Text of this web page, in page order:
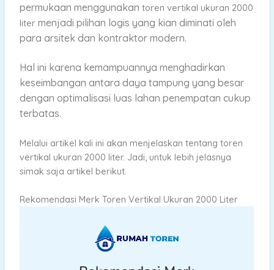
permukaan menggunakan toren vertikal ukuran 2000
litermenjadi pilihan logis yang kian diminati oleh
para arsitek dan kontraktor modern.
Hal ini karena kemampuannya menghadirkan
keseimbangan antara daya tampung yang besar
dengan optimalisasi luas lahan penempatan cukup
terbatas.
Melalui artikel kali ini akan menjelaskan tentang toren
vertikal ukuran 2000 liter. Jadi, untuk lebih jelasnya
simak saja artikel berikut.
Rekomendasi Merk Toren Vertikal Ukuran 2000 Liter